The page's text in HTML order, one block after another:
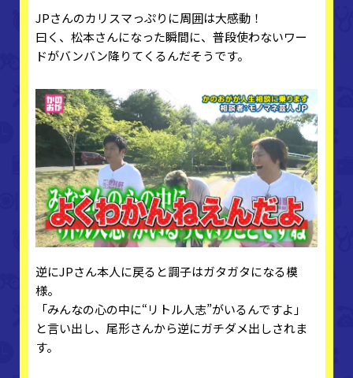
JPさんのカリスマっぷりに周囲は大感動！
曰く、松本さんになった瞬間に、普段使わないワー
ドがバンバン降りてくるんだそうです。
逆にJPさん本人に戻ると調子はガタガタになる模
様。
「みんなの心の中に“リトル人志”がいるんですよ」
と言い出し、尾形さんから逆にガチダメ出しされま
す。